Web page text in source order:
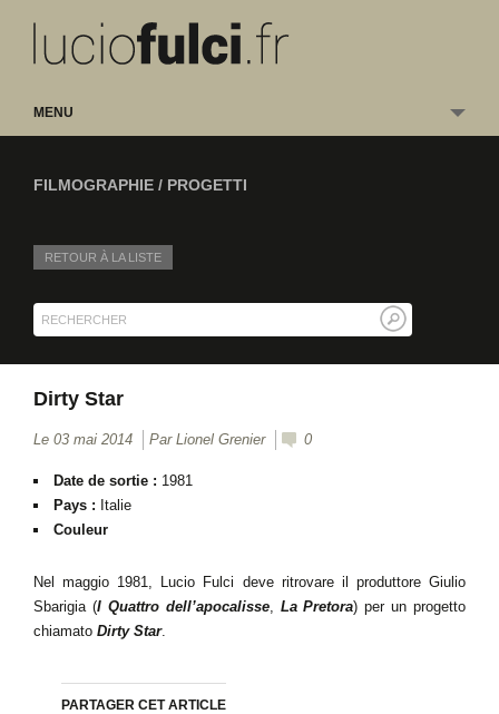
MENU
FILMOGRAPHIE / PROGETTI
RETOUR À LA LISTE
Dirty Star
Le 03 mai 2014 Par Lionel Grenier 0
Date de sortie : 1981
Pays : Italie
Couleur
Nel maggio 1981, Lucio Fulci deve ritrovare il produttore Giulio
Sbarigia (I Quattro dell’apocalisse, La Pretora) per un progetto
chiamato Dirty Star.
PARTAGER CET ARTICLE